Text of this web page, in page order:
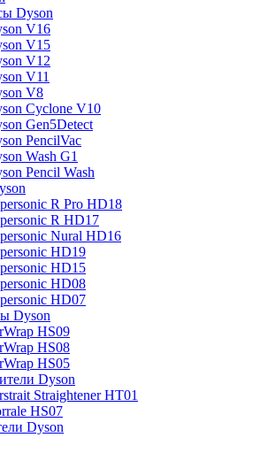
Dyson
V16
V15
V12
V11
V8
Cyclone V10
Gen5Detect
PencilVac
Wash G1
Pencil Wash
R Pro HD18
R HD17
Nural HD16
HD19
HD15
HD08
HD07
Dyson
HS09
HS08
HS05
Dyson
Straightener HT01
HS07
Dyson